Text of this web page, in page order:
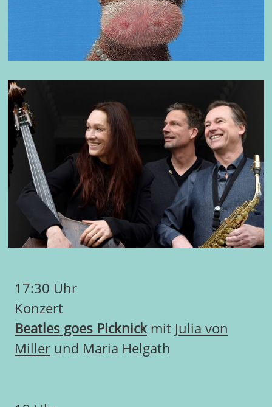
17:30 Uhr
Konzert
Beatles goes Picknickmit Julia von
Miller und Maria Helgath